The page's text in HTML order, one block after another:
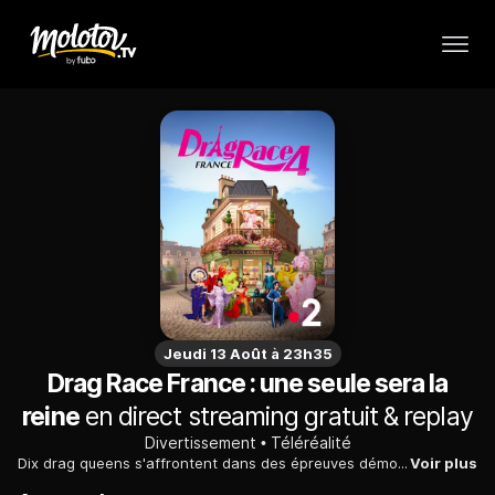
Jeudi 13 Août à 23h35
Drag Race France : une seule sera la
reineen direct streaming gratuit & replay
Divertissement Téléréalité
Dix drag queens s'affrontent dans des épreuves démontrant leur charisme, leur singularité, leur culot et leur talent pour devenir la prochaine Drag Superstar.Voir plus